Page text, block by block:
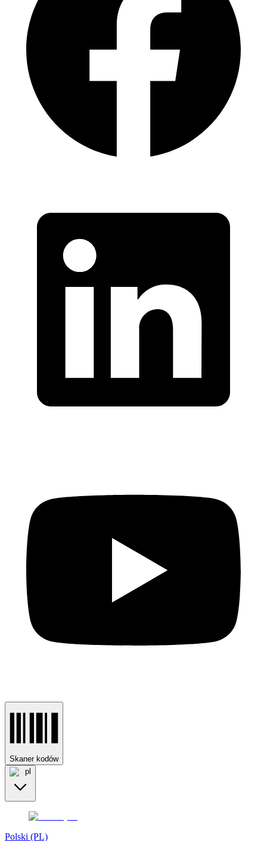
Skaner kodów
pl
Polski (PL)